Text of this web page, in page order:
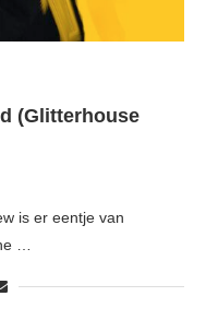
(Glitterhouse
is er eentje van
…